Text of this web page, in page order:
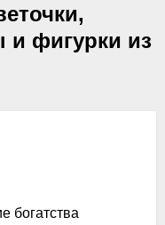
и фигурки из